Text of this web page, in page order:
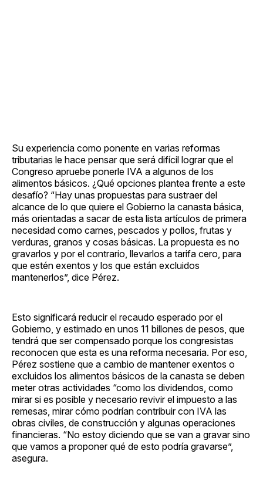
Su experiencia como ponente en varias reformas
tributarias le hace pensar que será difícil lograr que el
Congreso apruebe ponerle IVA a algunos de los
alimentos básicos. ¿Qué opciones plantea frente a este
desafío? “Hay unas propuestas para sustraer del
alcance de lo que quiere el Gobierno la canasta básica,
más orientadas a sacar de esta lista artículos de primera
necesidad como carnes, pescados y pollos, frutas y
verduras, granos y cosas básicas. La propuesta es no
gravarlos y por el contrario, llevarlos a tarifa cero, para
que estén exentos y los que están excluidos
mantenerlos”, dice Pérez.
Esto significará reducir el recaudo esperado por el
Gobierno, y estimado en unos 11 billones de pesos, que
tendrá que ser compensado porque los congresistas
reconocen que esta es una reforma necesaria. Por eso,
Pérez sostiene que a cambio de mantener exentos o
excluidos los alimentos básicos de la canasta se deben
meter otras actividades “como los dividendos, como
mirar si es posible y necesario revivir el impuesto a las
remesas, mirar cómo podrían contribuir con IVA las
obras civiles, de construcción y algunas operaciones
financieras. “No estoy diciendo que se van a gravar sino
que vamos a proponer qué de esto podría gravarse”,
asegura.